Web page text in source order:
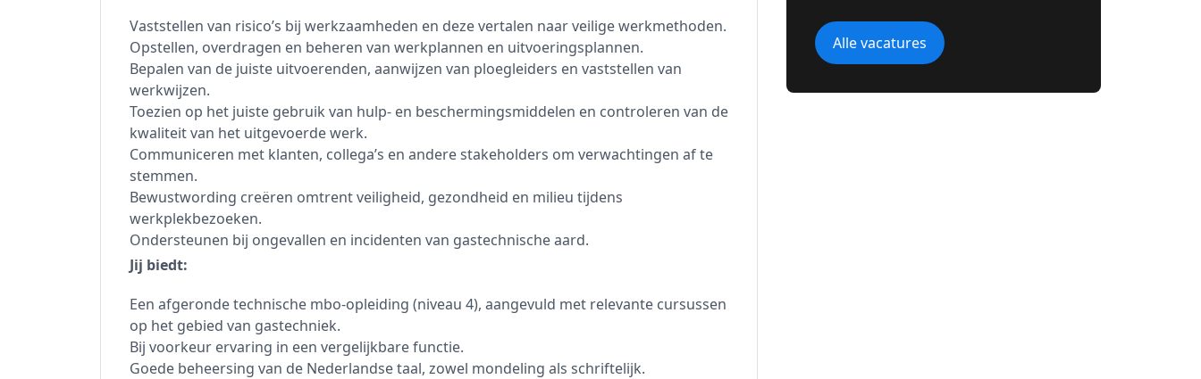
Vaststellen van risico’s bij werkzaamheden en deze vertalen naar veilige werkmethoden.
Opstellen, overdragen en beheren van werkplannen en uitvoeringsplannen.
Bepalen van de juiste uitvoerenden, aanwijzen van ploegleiders en vaststellen van
werkwijzen.
Toezien op het juiste gebruik van hulp- en beschermingsmiddelen en controleren van de
kwaliteit van het uitgevoerde werk.
Communiceren met klanten, collega’s en andere stakeholders om verwachtingen af te
stemmen.
Bewustwording creëren omtrent veiligheid, gezondheid en milieu tijdens
werkplekbezoeken.
Ondersteunen bij ongevallen en incidenten van gastechnische aard.
Jij biedt:
Een afgeronde technische mbo-opleiding (niveau 4), aangevuld met relevante cursussen
op het gebied van gastechniek.
Bij voorkeur ervaring in een vergelijkbare functie.
Goede beheersing van de Nederlandse taal, zowel mondeling als schriftelijk.
Alle vacatures